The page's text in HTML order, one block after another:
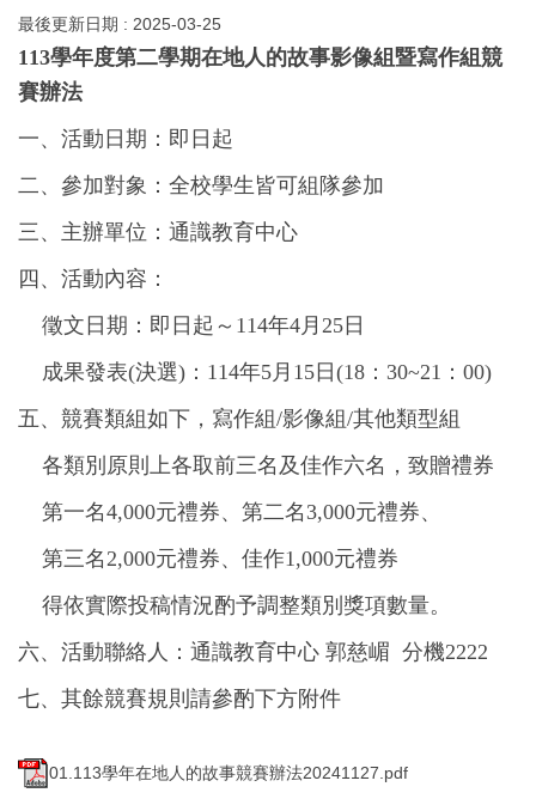
最後更新日期 : 2025-03-25
113學年度第二學期在地人的故事影像組暨寫作組競
賽辦法
一、活動日期：即日起
二、參加對象：全校學生皆可組隊參加
三、主辦單位：通識教育中心
四、活動內容：
徵文日期：即日起～114年4月25日
成果發表(決選)：114年5月15日(18：30~21：00)
五、競賽類組如下，寫作組/影像組/其他類型組
各類別原則上各取前三名及佳作六名，致贈禮券
第一名4,000元禮券、第二名3,000元禮券、
第三名2,000元禮券、佳作1,000元禮券
得依實際投稿情況酌予調整類別獎項數量。
六、活動聯絡人：通識教育中心 郭慈嵋 分機2222
七、其餘競賽規則請參酌下方附件
01.113學年在地人的故事競賽辦法20241127.pdf